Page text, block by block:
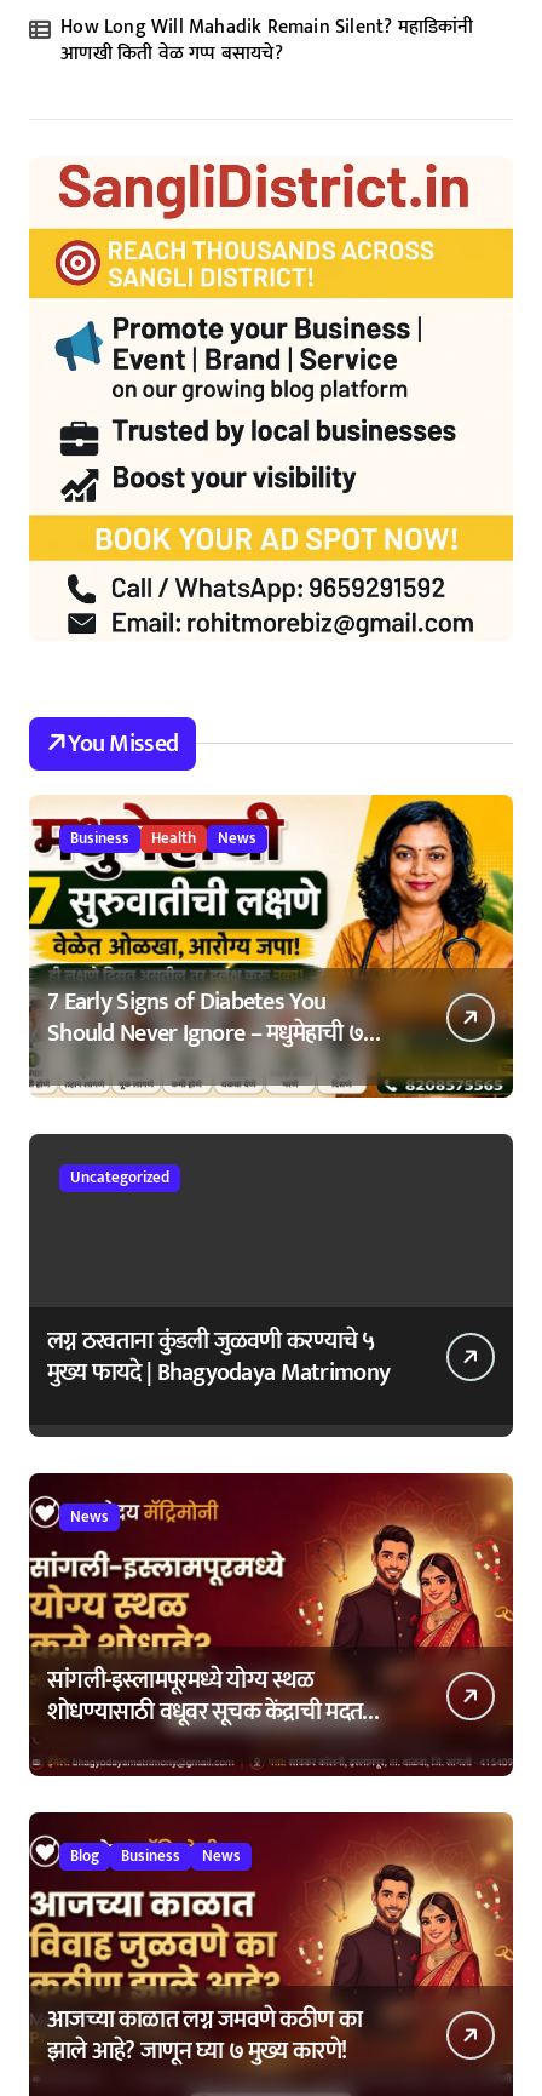
How Long Will Mahadik Remain Silent? महाडिकांनी
आणखी किती वेळ गप्प बसायचे?
You Missed
Business Health News
7 Early Signs of Diabetes You
Should Never Ignore – मधुमेहाची ७
सुरुवातीची लक्षणे – वेळेत ओळखा, आरोग्य
जपा
Uncategorized
लग्न ठरवताना कुंडली जुळवणी करण्याचे ५
मुख्य फायदे | Bhagyodaya Matrimony
News
सांगली-इस्लामपूरमध्ये योग्य स्थळ
शोधण्यासाठी वधूवर सूचक केंद्राची मदत
Blog Business News
आजच्या काळात लग्न जमवणे कठीण का
झाले आहे? जाणून घ्या ७ मुख्य कारणे!